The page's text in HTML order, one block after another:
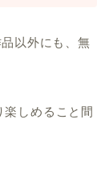
以外にも、無
しめること間